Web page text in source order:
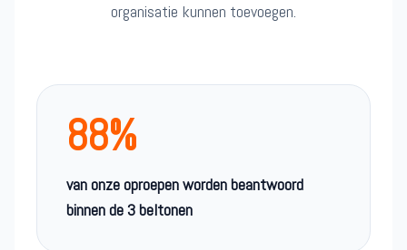
organisatie kunnen toevoegen.
88%
van onze oproepen worden beantwoord
binnen de 3 beltonen